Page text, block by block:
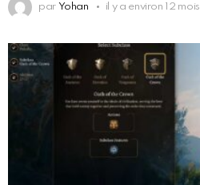
par Yohan il y a environ 12 mois